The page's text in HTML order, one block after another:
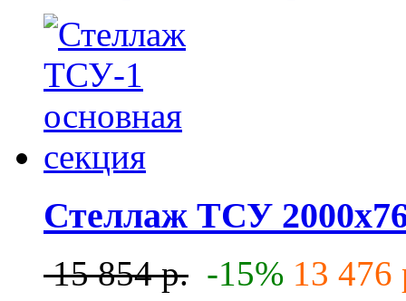
Стеллаж ТСУ
15 854 р. -15% 13 476